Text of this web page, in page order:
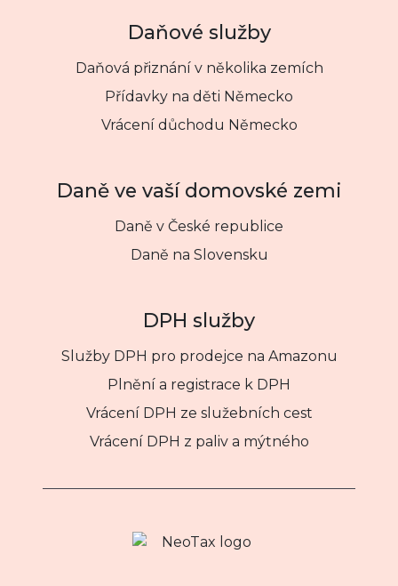
Daňové služby
Daňová přiznání v několika zemích
Přídavky na děti Německo
Vrácení důchodu Německo
Daně ve vaší domovské zemi
Daně v České republice
Daně na Slovensku
DPH služby
Služby DPH pro prodejce na Amazonu
Plnění a registrace k DPH
Vrácení DPH ze služebních cest
Vrácení DPH z paliv a mýtného